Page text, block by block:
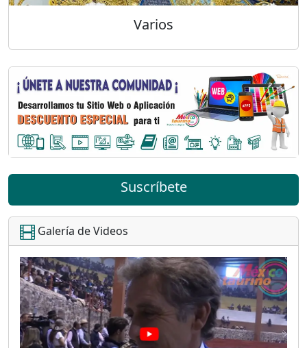
Varios
Suscríbete
Galería de Videos